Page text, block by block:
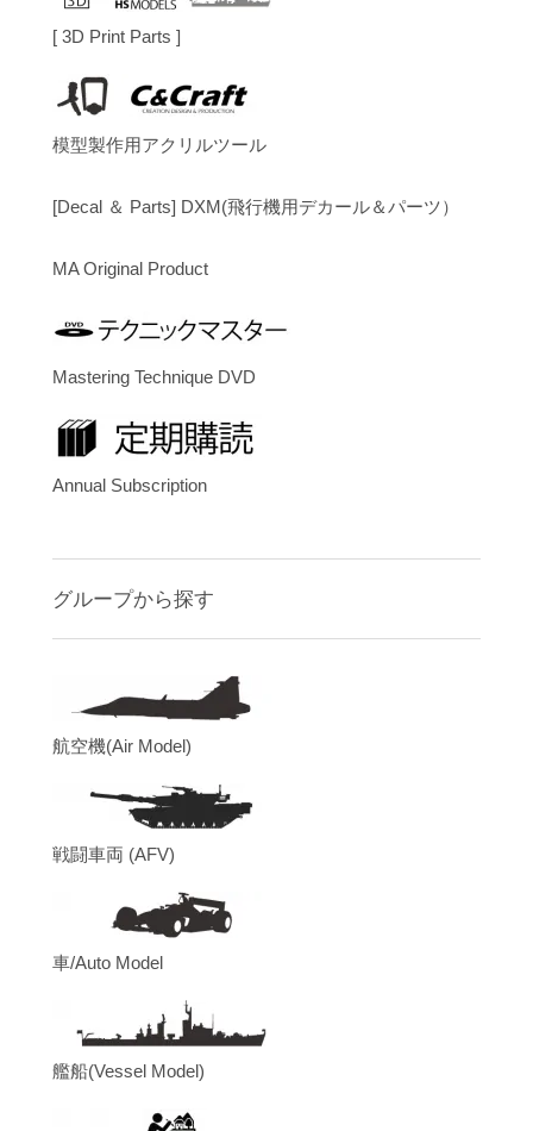
[ 3D Print Parts ]
模型製作用アクリルツール
[Decal ＆ Parts] DXM(飛行機用デカール＆パーツ）
MA Original Product
Mastering Technique DVD
Annual Subscription
グループから探す
航空機(Air Model)
戦闘車両 (AFV)
車/Auto Model
艦船(Vessel Model)